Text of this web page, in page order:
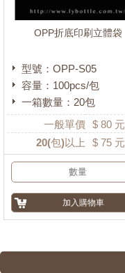
OPP折底印刷立體袋
型號：OPP-S05
容量：100pcs/包
一箱數量：20包
一般單價 $ 80 元
20(包)以上 $ 75 元